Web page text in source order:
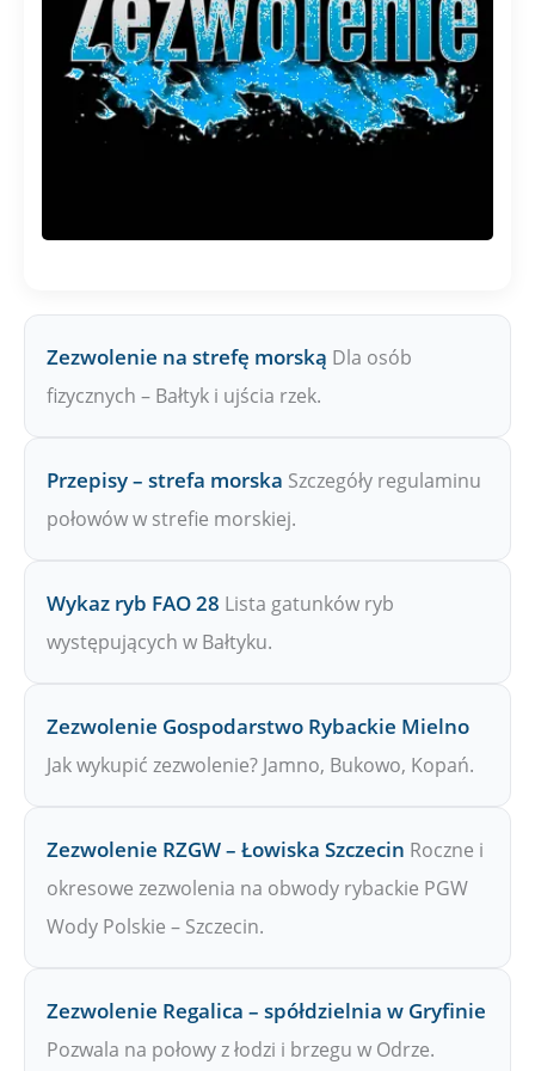
Zezwolenie na strefę morską Dla osób
fizycznych – Bałtyk i ujścia rzek.
Przepisy – strefa morska Szczegóły regulaminu
połowów w strefie morskiej.
Wykaz ryb FAO 28 Lista gatunków ryb
występujących w Bałtyku.
Zezwolenie Gospodarstwo Rybackie Mielno
Jak wykupić zezwolenie? Jamno, Bukowo, Kopań.
Zezwolenie RZGW – Łowiska Szczecin Roczne i
okresowe zezwolenia na obwody rybackie PGW
Wody Polskie – Szczecin.
Zezwolenie Regalica – spółdzielnia w Gryfinie
Pozwala na połowy z łodzi i brzegu w Odrze.